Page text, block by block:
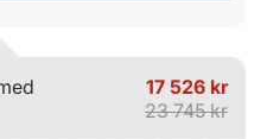
17 526 kr
23 745 kr